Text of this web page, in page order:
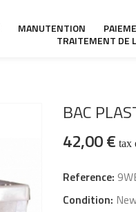
MANUTENTION
TRAITEMENT DE
BAC
42,00 € tax
Reference:
Condition: